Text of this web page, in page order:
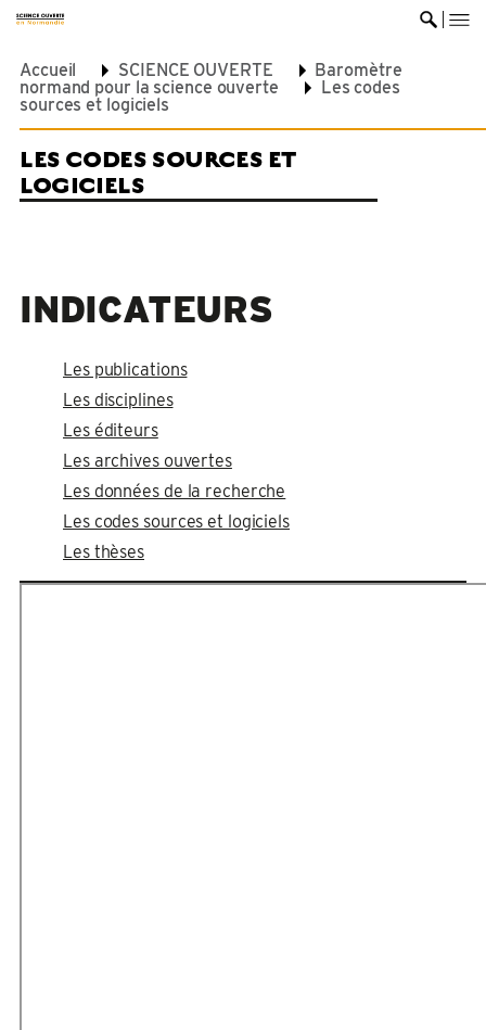
Accueil SCIENCE OUVERTE
Baromètre
normand pour la science ouverte
Les codes
sources et logiciels
LES CODES SOURCES ET
LOGICIELS
INDICATEURS
Les publications
Les disciplines
Les éditeurs
Les archives ouvertes
Les données de la recherche
Les codes sources et logiciels
Les thèses